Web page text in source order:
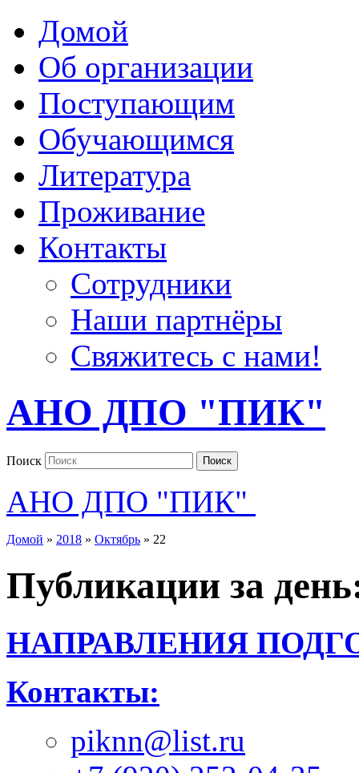
Домой
Об организации
Поступающим
Обучающимся
Литература
Проживание
Контакты
Сотрудники
Наши партнёры
Свяжитесь с нами!
АНО ДПО "ПИК"
Поиск Поиск
АНО ДПО "ПИК"
Домой » 2018 » Октябрь » 22
Публикации за
НАПРАВЛЕНИЯ
Контакты:
piknn@list.ru